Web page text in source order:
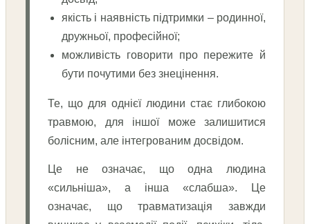
якість і наявність підтримки – родинної,
дружньої, професійної;
можливість говорити про пережите й
бути почутими без знецінення.
Те, що для однієї людини стає глибокою
травмою, для іншої може залишитися
болісним, але інтегрованим досвідом.
Це не означає, що одна людина
«сильніша», а інша «слабша». Це
означає, що травматизація завжди